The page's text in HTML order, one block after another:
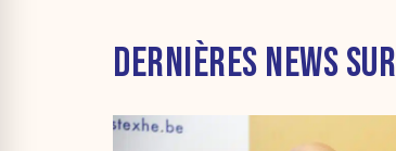
DERNIÈRES NEWS SUR